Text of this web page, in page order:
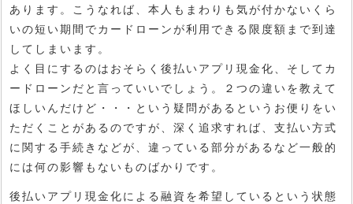
あります。こうなれば、本人もまわりも気が付かないくら
いの短い期間でカードローンが利用できる限度額まで到達
してしまいます。
よく目にするのはおそらく後払いアプリ現金化、そしてカ
ードローンだと言っていいでしょう。２つの違いを教えて
ほしいんだけど・・・という疑問があるというお便りをい
ただくことがあるのですが、深く追求すれば、支払い方式
に関する手続きなどが、違っている部分があるなど一般的
には何の影響もないものばかりです。
後払いアプリ現金化による融資を希望しているという状態